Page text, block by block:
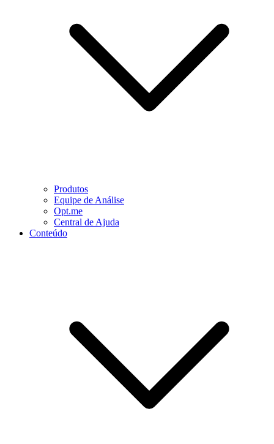
Produtos
Equipe de Análise
Opt.me
Central de Ajuda
Conteúdo